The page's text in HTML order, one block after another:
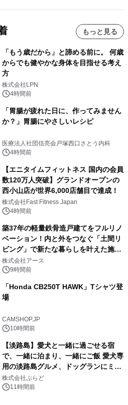
もっと見る
「もう歳だから」と諦める前に。 何歳
からでも健やかな身体を目指せる考え
方
株式会社LPN
4時間前
「胃腸が疲れた日に、作ってみません
か？」胃腸にやさしいレシピ
医療法人社団信亮会戸塚西口さとう内科
4時間前
【エニタイムフィットネス 国内の会員
数120万人突破】グランドオープンの
西小山店が世界6,000店舗目で達成！
株式会社Fast Fitness Japan
4時間前
築37年の軽量鉄骨造戸建てをフルリノ
ベーション！内と外をつなぐ「土間リ
ビング」で新たな暮らしを叶えた施工
事例を株式会社アースが公開
株式会社アース
9時間前
「Honda CB250T HAWK」Tシャツ登
場
CAMSHOP.JP
10時間前
【淡路島】愛犬と一緒に過ごせる宿
で、一緒に泊まり、一緒にご飯 愛犬専
用の淡路島グルメ、ドッグランにミニ
プール グランピングとトレーラーハウ
スの2施設で
株式会社ぷらど
11時間前